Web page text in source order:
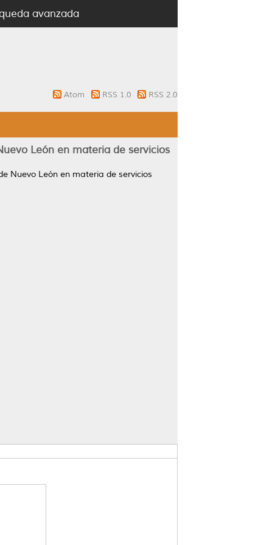
avanzada
Atom RSS 1.0 RSS 2.0
León en materia de servicios
Nuevo León en materia de servicios